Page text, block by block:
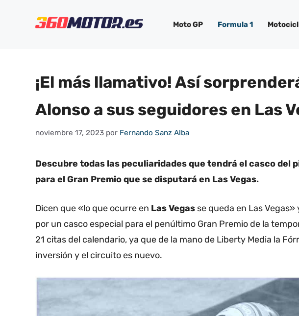
Moto GP Formula 1
¡El más llamativo! Así
Alonso a sus seguidores en Las
noviembre 17, 2023 por Fernando Sanz Alba
Descubre todas las peculiaridades que tendrá el casco del
para el Gran Premio que se disputará en Las Vegas.
Dicen que «lo que ocurre en Las Vegas se queda en Las Vegas»
por un casco especial para el penúltimo Gran Premio de la
21 citas del calendario, ya que de la mano de Liberty Media la
inversión y el circuito es nuevo.